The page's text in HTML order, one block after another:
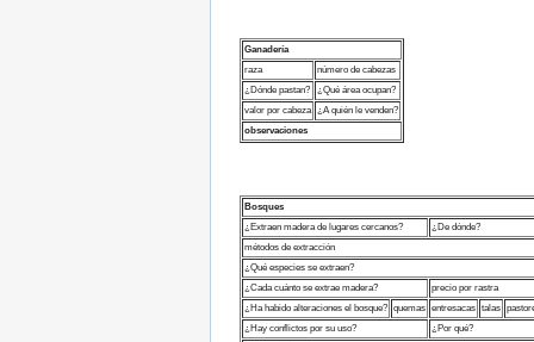
Ganadería
raza
número de cabezas
¿Dónde pastan?
¿Qué área ocupan?
valor por cabeza ¿A quién le venden?
observaciones
Bosques
¿Extraen madera de lugares cercanos?
¿De dónde?
métodos de extracción
¿Qué especies se extraen?
¿Cada cuánto se extrae madera?
precio por rastra
¿Ha habido alteraciones el bosque? quemas entresacas talas
¿Hay conflictos por su uso?
¿Por qué?